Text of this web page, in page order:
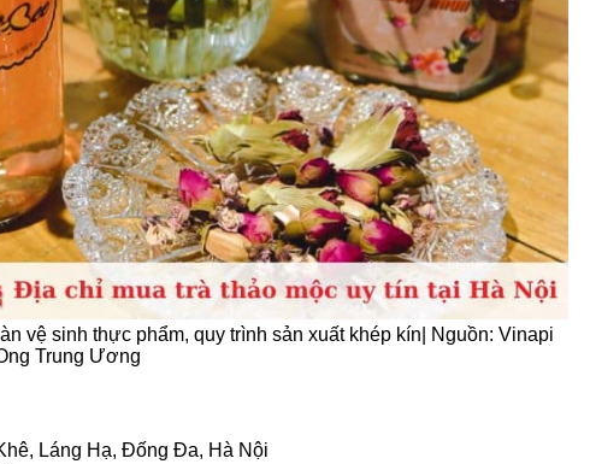
vệ sinh thực phẩm, quy trình sản xuất khép kín| Nguồn: Vinapi
Trung Ương
Láng Hạ, Đống Đa, Hà Nội